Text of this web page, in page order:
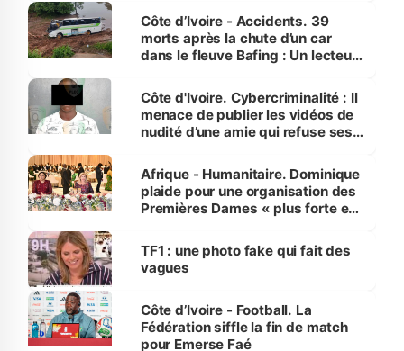
Côte d’Ivoire - Accidents. 39
morts après la chute d’un car
dans le fleuve Bafing : Un lecteur
des Transports
Côte d'Ivoire. Cybercriminalité : Il
menace de publier les vidéos de
nudité d’une amie qui refuse ses
Afrique - Humanitaire. Dominique
plaide pour une organisation des
Premières Dames « plus forte et
sur la scène internationale »
TF1 : une photo fake qui fait des
vagues
Côte d’Ivoire - Football. La
Fédération siffle la fin de match
pour Emerse Faé